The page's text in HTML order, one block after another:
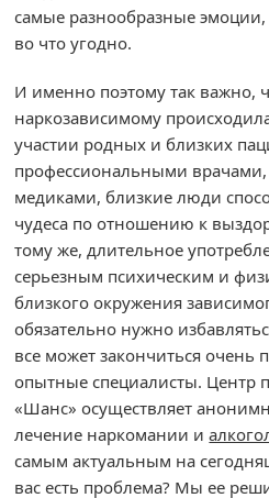
самые разнообразные
во что угодно.
И именно поэтому так важно,
наркозависимому
участии родных и близких
профессиональными
медиками, близкие люди
чудеса по отношению к
тому же, длительное
серьезным психическим и
близкого окружения
обязательно нужно
все может закончиться очень
опытные специалисты.
«Шанс» осуществляет
лечение наркомании и
самым актуальным на
вас есть проблема? Мы ее